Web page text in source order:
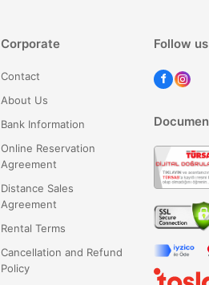
Corporate
Contact
About Us
Bank Information
Online Reservation
Agreement
Distance Sales
Agreement
Rental Terms
Cancellation and Refund
Policy
Follow